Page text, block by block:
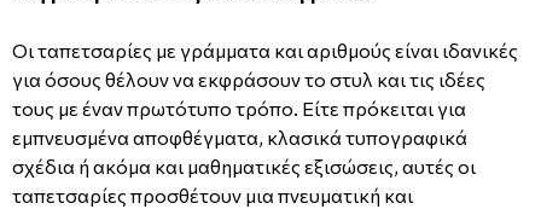
Οι ταπετσαρίες με γράμματα και αριθμούς είναι ιδανικές
για όσους θέλουν να εκφράσουν το στυλ και τις ιδέες
τους με έναν πρωτότυπο τρόπο. Είτε πρόκειται για
εμπνευσμένα αποφθέγματα, κλασικά τυπογραφικά
σχέδια ή ακόμα και μαθηματικές εξισώσεις, αυτές οι
ταπετσαρίες προσθέτουν μια πνευματική και